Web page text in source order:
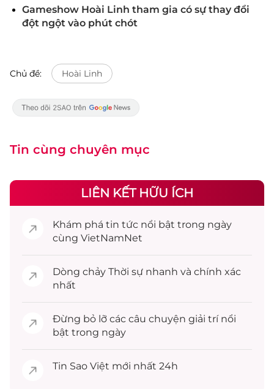
Gameshow Hoài Linh tham gia có sự thay đổi
đột ngột vào phút chót
Chủ đề: Hoài Linh
Tin cùng chuyên mục
LIÊN KẾT HỮU ÍCH
Khám phá tin tức nổi bật trong ngày
cùng VietNamNet
Dòng chảy Thời sự nhanh và chính xác
nhất
Đừng bỏ lỡ các câu chuyện giải trínổi
bật trong ngày
Tin Sao Việt mới nhất 24h